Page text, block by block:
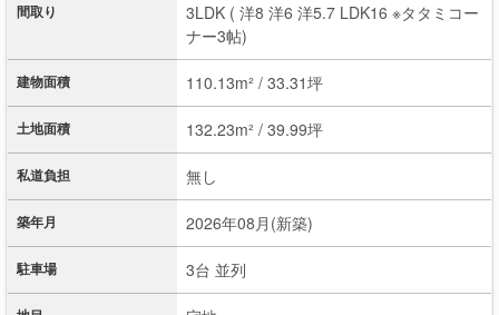
間取り
3LDK ( 洋8 洋6 洋5.7 LDK16 ※タタミコー
ナー3帖)
建物面積 110.13m² / 33.31坪
土地面積 132.23m² / 39.99坪
私道負担 無し
築年月 2026年08月(新築)
駐車場 3台 並列